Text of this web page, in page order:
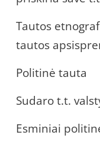
Tautos
tautos
Politinė tauta
Sudaro t.t.
Esminiai